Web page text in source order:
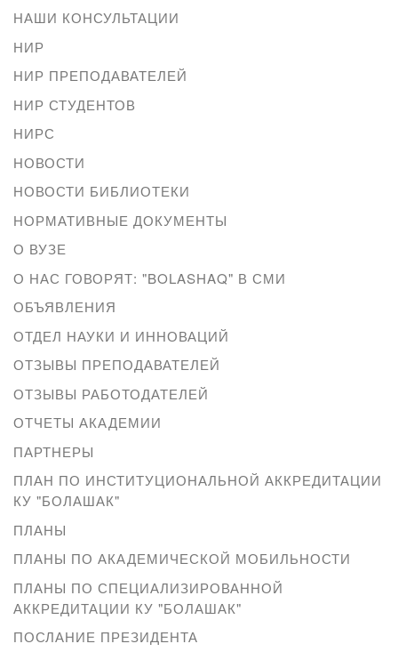
НАШИ КОНСУЛЬТАЦИИ
НИР
НИР ПРЕПОДАВАТЕЛЕЙ
НИР СТУДЕНТОВ
НИРС
НОВОСТИ
НОВОСТИ БИБЛИОТЕКИ
НОРМАТИВНЫЕ ДОКУМЕНТЫ
О ВУЗЕ
О НАС ГОВОРЯТ: "BOLASHAQ" В СМИ
ОБЪЯВЛЕНИЯ
ОТДЕЛ НАУКИ И ИННОВАЦИЙ
ОТЗЫВЫ ПРЕПОДАВАТЕЛЕЙ
ОТЗЫВЫ РАБОТОДАТЕЛЕЙ
ОТЧЕТЫ АКАДЕМИИ
ПАРТНЕРЫ
ПЛАН ПО ИНСТИТУЦИОНАЛЬНОЙ АККРЕДИТАЦИИ
КУ "БОЛАШАК"
ПЛАНЫ
ПЛАНЫ ПО АКАДЕМИЧЕСКОЙ МОБИЛЬНОСТИ
ПЛАНЫ ПО СПЕЦИАЛИЗИРОВАННОЙ
АККРЕДИТАЦИИ КУ "БОЛАШАК"
ПОСЛАНИЕ ПРЕЗИДЕНТА